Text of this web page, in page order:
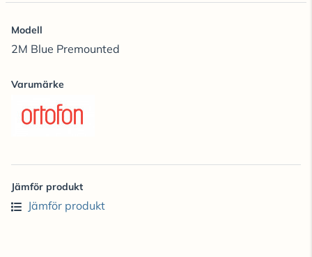
Modell
2M Blue Premounted
Varumärke
Jämför produkt
Jämför produkt